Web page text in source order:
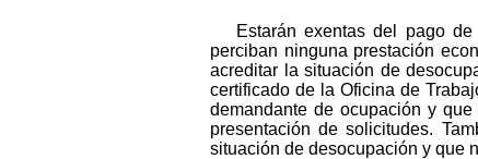
Estarán exentas del pago
perciban ninguna prestación
acreditar la situación de
certificado de la Oficina de
demandante de ocupación y
presentación de solicitudes.
situación de desocupación y que